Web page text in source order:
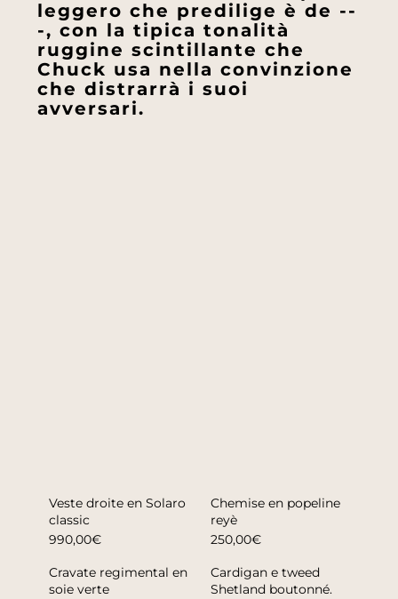
Veste droite en Solaro
classic
990,00€
Chemise en popeline
reyè
250,00€
Cravate regimental en
soie verte
Cardigan e tweed
Shetland boutonné.
leggero che predilige è de --
-, con la tipica tonalità
ruggine scintillante che
Chuck usa nella convinzione
che distrarrà i suoi
avversari.